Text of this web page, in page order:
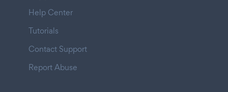
Help Center
Tutorials
Contact Support
Report Abuse